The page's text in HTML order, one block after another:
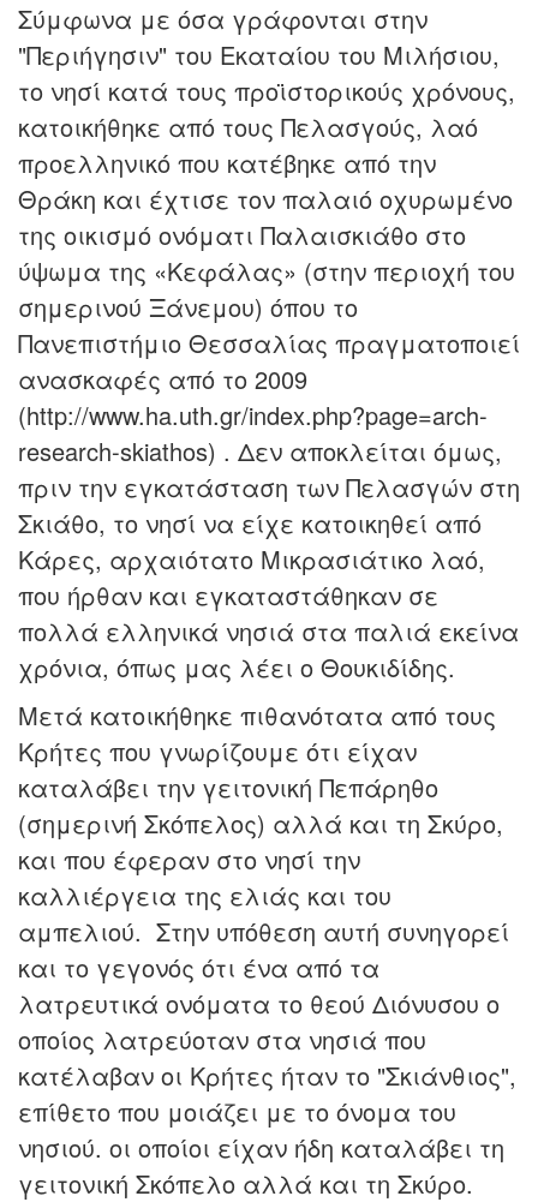
Σύμφωνα με όσα γράφονται στην
"Περιήγησιν" του Εκαταίου του Μιλήσιου,
το νησί κατά τους προϊστορικούς χρόνους,
κατοικήθηκε από τους Πελασγούς, λαό
προελληνικό που κατέβηκε από την
Θράκη και έχτισε τον παλαιό οχυρωμένο
της οικισμό ονόματι Παλαισκιάθο στο
ύψωμα της «Κεφάλας» (στην περιοχή του
σημερινού Ξάνεμου) όπου το
Πανεπιστήμιο Θεσσαλίας πραγματοποιεί
ανασκαφές από το 2009
(http://www.ha.uth.gr/index.php?page=arch-
research-skiathos) . Δεν αποκλείται όμως,
πριν την εγκατάσταση των Πελασγών στη
Σκιάθο, το νησί να είχε κατοικηθεί από
Κάρες, αρχαιότατο Μικρασιάτικο λαό,
που ήρθαν και εγκαταστάθηκαν σε
πολλά ελληνικά νησιά στα παλιά εκείνα
χρόνια, όπως μας λέει ο Θουκιδίδης.
Μετά κατοικήθηκε πιθανότατα από τους
Κρήτες που γνωρίζουμε ότι είχαν
καταλάβει την γειτονική Πεπάρηθο
(σημερινή Σκόπελος) αλλά και τη Σκύρο,
και που έφεραν στο νησί την
καλλιέργεια της ελιάς και του
αμπελιού. Στην υπόθεση αυτή συνηγορεί
και το γεγονός ότι ένα από τα
λατρευτικά ονόματα το θεού Διόνυσου ο
οποίος λατρεύοταν στα νησιά που
κατέλαβαν οι Κρήτες ήταν το "Σκιάνθιος",
επίθετο που μοιάζει με το όνομα του
νησιού. οι οποίοι είχαν ήδη καταλάβει τη
γειτονική Σκόπελο αλλά και τη Σκύρο.